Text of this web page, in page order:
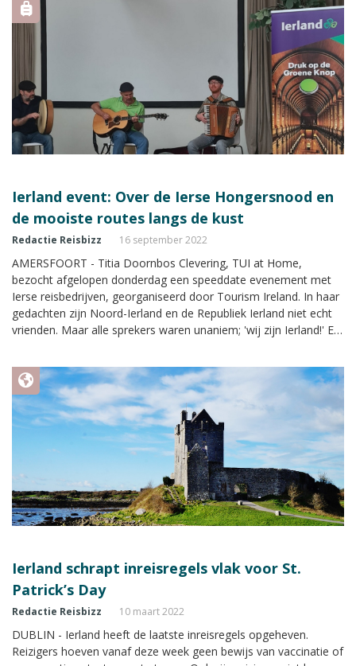
Ierland event: Over de Ierse Hongersnood en
de mooiste routes langs de kust
Redactie Reisbizz 16 september 2022
AMERSFOORT - Titia Doornbos Clevering, TUI at Home,
bezocht afgelopen donderdag een speeddate evenement met
Ierse reisbedrijven, georganiseerd door Tourism Ireland. In haar
gedachten zijn Noord-Ierland en de Republiek Ierland niet echt
vrienden. Maar alle sprekers waren unaniem; 'wij zijn Ierland!' En
doet verslag.
Ierland schrapt inreisregels vlak voor St.
Patrick’s Day
Redactie Reisbizz 10 maart 2022
DUBLIN - Ierland heeft de laatste inreisregels opgeheven.
Reizigers hoeven vanaf deze week geen bewijs van vaccinatie of